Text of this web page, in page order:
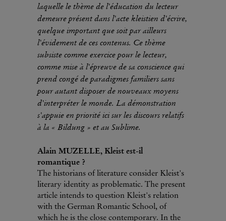
laquelle le thème de l'éducation du lecteur
demeure présent dans l'acte kleistien d'écrire,
quelque important que soit par ailleurs
l'évidement de ces contenus. Ce thème
subsiste comme exercice pour le lecteur,
comme mise à l'épreuve de sa conscience qui
prend congé de paradigmes familiers sans
pour autant disposer de nouveaux moyens
d'interpréter le monde. La démonstration
s'appuie en priorité ici sur les discours relatifs
à la « Bildung » et au Sublime.
Alain MUZELLE, Kleist est-il
romantique ?
The historians of literature consider Kleist's
literary identity as problematic. The present
article intends to question Kleist's relation
with the German Romantic School, of
which he is the close contemporary. In the